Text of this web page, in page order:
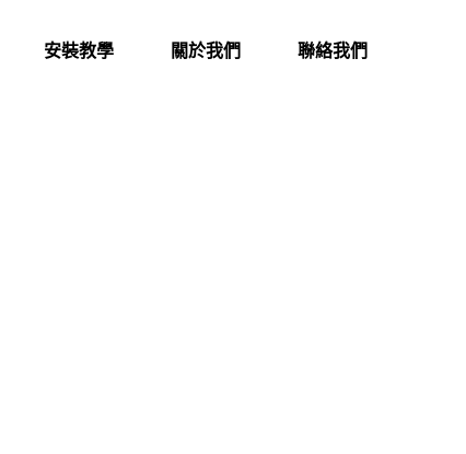
安裝教學 關於我們 聯絡我們